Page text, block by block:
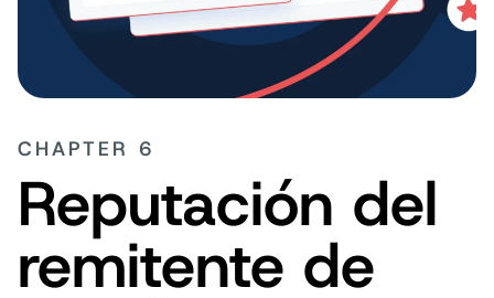
CHAPTER 6
Reputación del
remitente de